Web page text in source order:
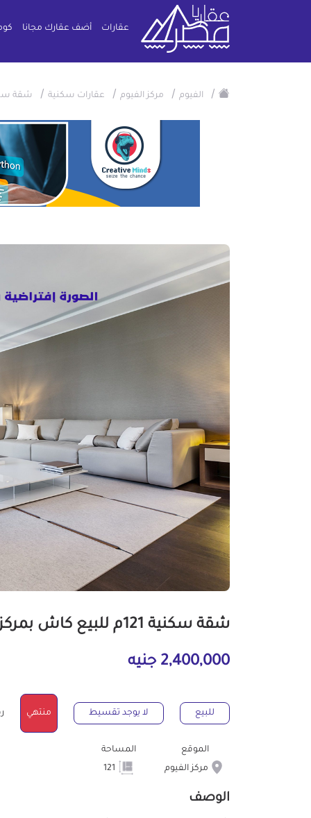
عقارات أضف عقارك مجانا
/ الفيوم / مركز الفيوم / عقارات سكنية / شقة
شقة سكنية 121م للبيع كاش بمركز الفيوم الفيوم
2,400,000 جنيه
للبيع لا يوجد تقسيط منتهي
الموقع
مركز الفيوم
المساحة
الوصف